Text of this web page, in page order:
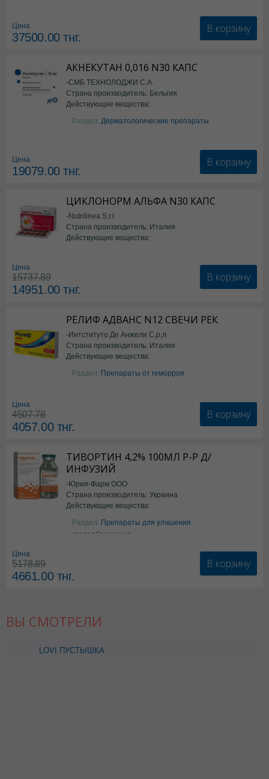
Цена
37500.00тнг.
В корзину
АКНЕКУТАН 0,016 N30 КАПС
-СМБ ТЕХНОЛОДЖИ С.А.
Страна производитель: Бельгия
Действующие вещества:
Изотретиноин
Раздел: Дерматологические препараты
Цена
19079.00тнг.
В корзину
ЦИКЛОНОРМ АЛЬФА N30 КАПС
-Nutrilinea S.r.l
Страна производитель: Италия
Действующие вещества:
Цена
15737.89
14951.00тнг.
В корзину
РЕЛИФ АДВАНС N12 СВЕЧИ РЕК
-Интституто Де Анжели С,р,л
Страна производитель: Италия
Действующие вещества:
Бензокаин
Раздел: Препараты от геморроя
Цена
4507.78
4057.00тнг.
В корзину
ТИВОРТИН 4,2% 100МЛ Р-Р Д/
ИНФУЗИЙ
-Юрия-Фарм ООО
Страна производитель: Украина
Действующие вещества:
Аргинин
Раздел: Препараты для улчшения
кровообращения
Цена
5178.89
4661.00тнг.
В корзину
ВЫ СМОТРЕЛИ
LOVI ПУСТЫШКА